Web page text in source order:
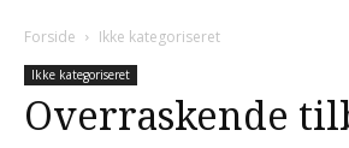
Forside Ikke kategoriseret
Ikke kategoriseret
Overraskende